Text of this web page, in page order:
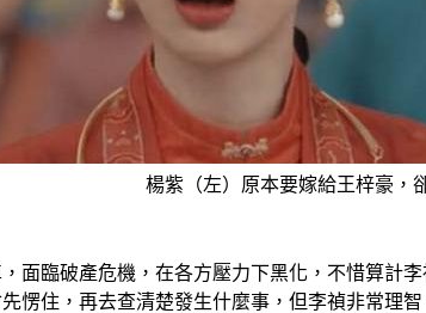
楊紫（左）原本要嫁給王梓豪，
面臨破產危機，在各方壓力下黑化，不惜算計
愣住，再去查清楚發生什麼事，但李禎非常理